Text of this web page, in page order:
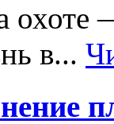
охоте
в...